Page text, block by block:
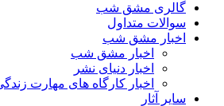
گالری مشق شب
سوالات متداول
اخبار مشق شب
اخبار مشق شب
اخبار دنیای نشر
اخبار کارگاه های مهارت
سایر آثار